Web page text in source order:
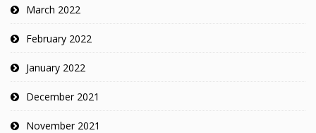
March 2022
February 2022
January 2022
December 2021
November 2021